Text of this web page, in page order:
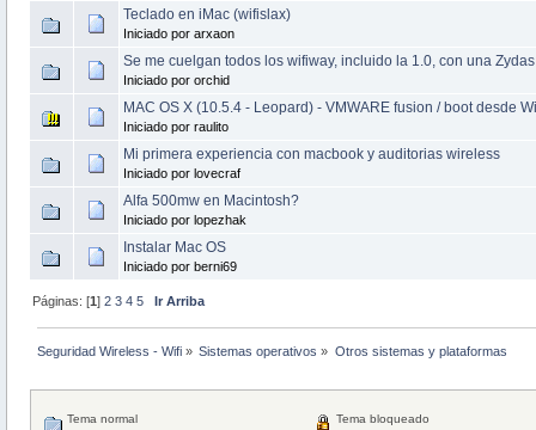
Teclado en iMac (wifislax)
Iniciado por arxaon
Se me cuelgan todos los wifiway, incluido la 1.0, con una
Iniciado por orchid
MAC OS X (10.5.4 - Leopard) - VMWARE fusion / boot desde
Iniciado por raulito
Mi primera experiencia con macbook y auditorias wireless
Iniciado por lovecraf
Alfa 500mw en Macintosh?
Iniciado por lopezhak
Instalar Mac OS
Iniciado por berni69
Páginas: [1]2 3 4 5 Ir Arriba
Seguridad Wireless - Wifi » Sistemas operativos » Otros sistemas y plataformas
Tema normal Tema bloqueado